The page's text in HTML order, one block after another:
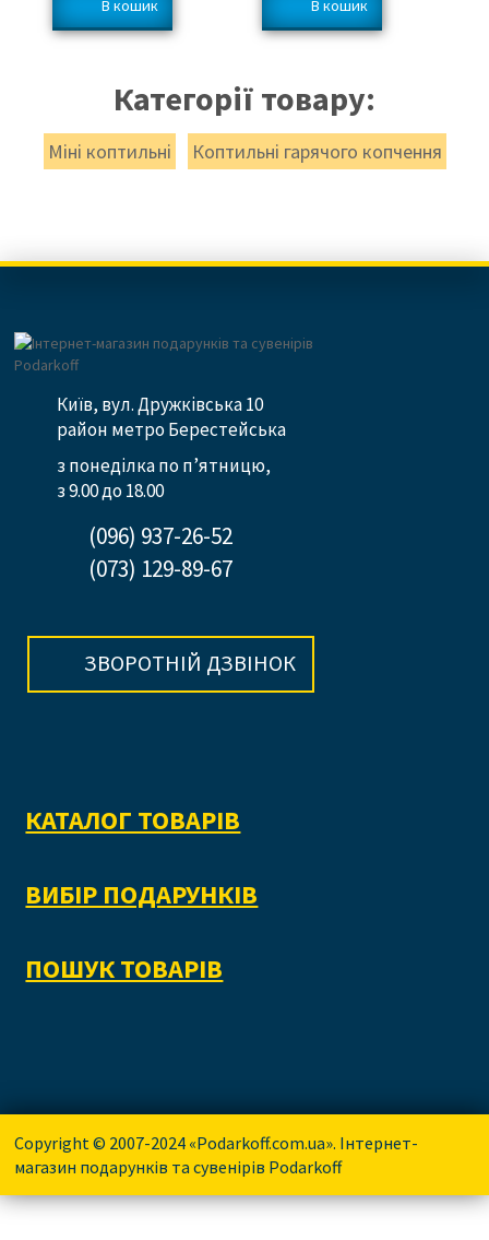
Категорії товару:
Міні коптильні Коптильні гарячого копчення
Київ, вул. Дружківська 10
район метро Берестейська
з понеділка по п’ятницю,
з 9.00 до 18.00
(096) 937-26-52
(073) 129-89-67
ЗВОРОТНІЙ ДЗВІНОК
КАТАЛОГ ТОВАРІВ
ВИБІР ПОДАРУНКІВ
ПОШУК ТОВАРІВ
Copyright © 2007-2024 «Podarkoff.com.ua». Інтернет-
магазин подарунків та сувенірів Podarkoff